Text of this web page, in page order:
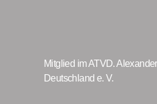
Mitglied im ATVD.
Deutschland e. V.